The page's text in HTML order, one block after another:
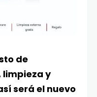
de
limpieza y
será el nuevo